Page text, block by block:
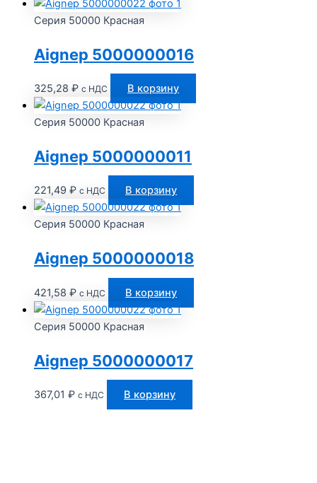
Серия 50000 Красная
Aignep 5000000016
325,28 ₽ с НДС В корзину
Серия 50000 Красная
Aignep 5000000011
221,49 ₽ с НДС В корзину
Серия 50000 Красная
Aignep 5000000018
421,58 ₽ с НДС В корзину
Серия 50000 Красная
Aignep 5000000017
367,01 ₽ с НДС В корзину